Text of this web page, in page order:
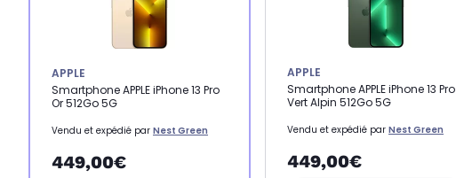
APPLE
Smartphone APPLE iPhone 13 Pro
Or 512Go 5G
Vendu et expédié par Nest Green
449,00€
APPLE
Smartphone APPLE iPhone 13 Pro
Vert Alpin 512Go 5G
Vendu et expédié par Nest Green
449,00€